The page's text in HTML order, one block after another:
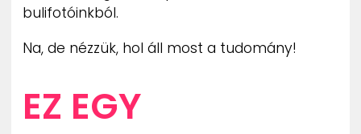
bulifotóinkból.
Na, de nézzük, hol áll most a tudomány!
EZ EGY